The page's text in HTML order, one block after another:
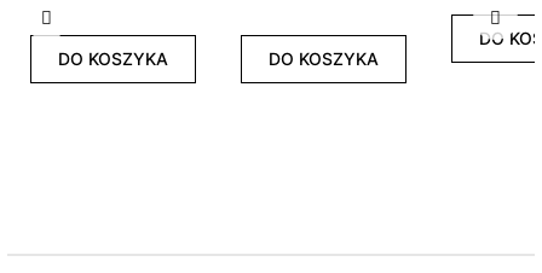
Poprzedni
DO KOSZYKA DO KOSZYKA
DO